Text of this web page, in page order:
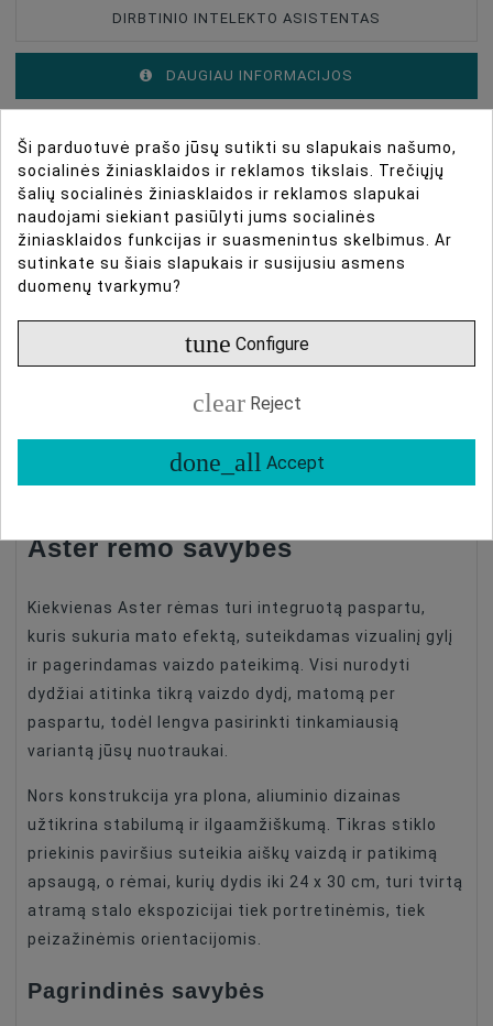
DIRBTINIO INTELEKTO ASISTENTAS
DAUGIAU INFORMACIJOS
ATSILIEPIMAI
Type Of Product
Frame Type Nuotraukų Rėmas
Aster rėmo apžvalga
Aster yra įvairių formų, įskaitant klasikinį
prisitaiko prie įvairių interjerų bei ekspozicijos stilių.
galerijos sieną, ar išryškinate vieną vaizdą, šis rėmas
suteikia išbaigtą, profesionalų įvaizdį.
Aster rėmo savybės
Kiekvienas Aster rėmas turi integruotą paspartu,
kuris sukuria mato efektą, suteikdamas vizualinį gylį
ir pagerindamas vaizdo pateikimą. Visi nurodyti
dydžiai atitinka tikrą vaizdo dydį, matomą per
paspartu, todėl lengva pasirinkti tinkamiausią
variantą jūsų nuotraukai.
Nors konstrukcija yra plona, aliuminio dizainas
užtikrina stabilumą ir ilgaamžiškumą. Tikras stiklo
priekinis paviršius suteikia aiškų vaizdą ir patikimą
apsaugą, o rėmai, kurių dydis iki 24 x 30 cm, turi tvirtą
atramą stalo ekspozicijai tiek portretinėmis, tiek
peizažinėmis orientacijomis.
Pagrindinės savybės
Ši parduotuvė prašo jūsų sutikti su slapukais našumo,
socialinės žiniasklaidos ir reklamos tikslais. Trečiųjų
šalių socialinės žiniasklaidos ir reklamos slapukai
naudojami siekiant pasiūlyti jums socialinės
žiniasklaidos funkcijas ir suasmenintus skelbimus. Ar
sutinkate su šiais slapukais ir susijusiu asmens
duomenų tvarkymu?
tune Configure
clear Reject
done_all Accept